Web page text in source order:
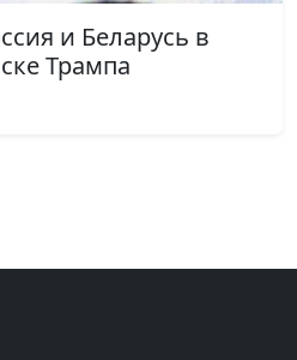
и Беларусь в
Трампа